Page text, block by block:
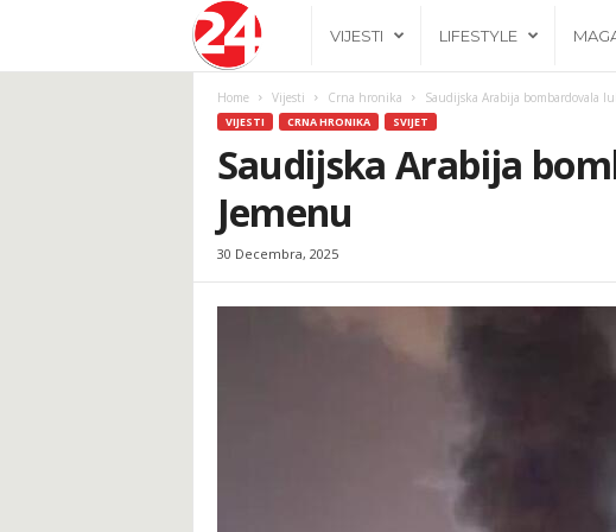
h
.
VIJESTI LIFESTYLE
Home Vijesti Crna hronika Saudijska Arabija bombardovala
VIJESTI CRNA HRONIKA SVIJET
Saudijska Arabija
Jemenu
30 Decembra, 2025